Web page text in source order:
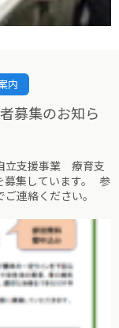
内
募集のお知ら
立支援事業 療育支
募集しています。 参
連絡ください。